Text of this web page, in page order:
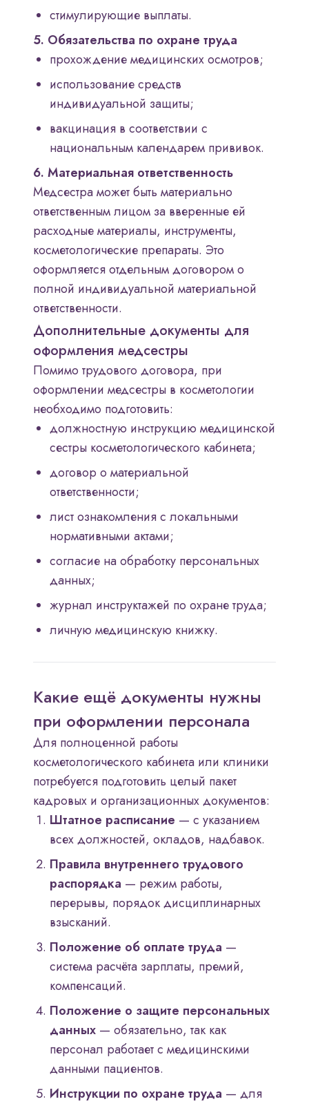
стимулирующие выплаты.
5. Обязательства по охране труда
прохождение медицинских осмотров;
использование средств
индивидуальной защиты;
вакцинация в соответствии с
национальным календарем прививок.
6. Материальная ответственность
Медсестра может быть материально
ответственным лицом за вверенные ей
расходные материалы, инструменты,
косметологические препараты. Это
оформляется отдельным договором о
полной индивидуальной материальной
ответственности.
Дополнительные документы для
оформления медсестры
Помимо трудового договора, при
оформлении медсестры в косметологии
необходимо подготовить:
должностную инструкцию медицинской
сестры косметологического кабинета;
договор о материальной
ответственности;
лист ознакомления с локальными
нормативными актами;
согласие на обработку персональных
данных;
журнал инструктажей по охране труда;
личную медицинскую книжку.
Какие ещё документы нужны
при оформлении персонала
Для полноценной работы
косметологического кабинета или клиники
потребуется подготовить целый пакет
кадровых и организационных документов:
Штатное расписание — с указанием
всех должностей, окладов, надбавок.
Правила внутреннего трудового
распорядка — режим работы,
перерывы, порядок дисциплинарных
взысканий.
Положение об оплате труда —
система расчёта зарплаты, премий,
компенсаций.
Положение о защите персональных
данных — обязательно, так как
персонал работает с медицинскими
данными пациентов.
Инструкции по охране труда — для